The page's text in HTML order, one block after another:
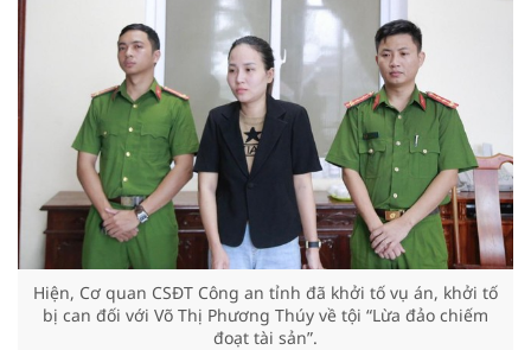
Hiện, Cơ quan CSĐT Công an tỉnh đã khởi tố vụ án, khởi tố
bị can đối với Võ Thị Phương Thúy về tội “Lừa đảo chiếm
đoạt tài sản”.